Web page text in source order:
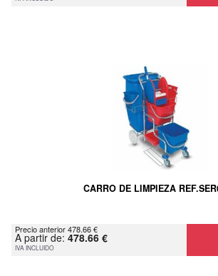
CARRO DE LIMPIEZA
Precio anterior 478.66 €
A partir de: 478.66 €
IVA INCLUIDO